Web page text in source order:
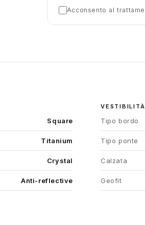
Acconsento al
Square
Titanium
Crystal
Anti-reflective
VESTIBILITÀ
Tipo bordo
Tipo ponte
Calzata
Geofit